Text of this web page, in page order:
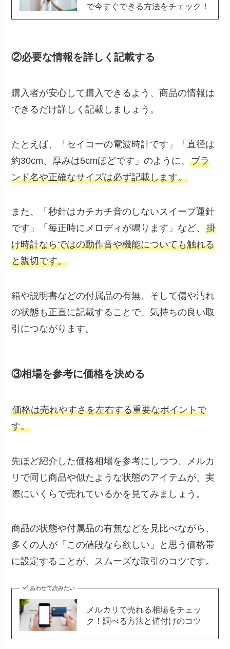
で今すぐできる方法をチェック！
②必要な情報を詳しく記載する
購入者が安心して購入できるよう、商品の情報は
できるだけ詳しく記載しましょう。
たとえば、「セイコーの電波時計です」「直径は
約30cm、厚みは5cmほどです」のように、ブラ
ンド名や正確なサイズは必ず記載します。
また、「秒針はカチカチ音のしないスイープ運針
です」「毎正時にメロディが鳴ります」など、掛
け時計ならではの動作音や機能についても触れる
と親切です。
箱や説明書などの付属品の有無、そして傷や汚れ
の状態も正直に記載することで、気持ちの良い取
引につながります。
③相場を参考に価格を決める
価格は売れやすさを左右する重要なポイントで
す。
先ほど紹介した価格相場を参考にしつつ、メルカ
リで同じ商品や似たような状態のアイテムが、実
際にいくらで売れているかを見てみましょう。
商品の状態や付属品の有無などを見比べながら、
多くの人が「この値段なら欲しい」と思う価格帯
に設定することが、スムーズな取引のコツです。
あわせて読みたい
メルカリで売れる相場をチェッ
ク！調べる方法と値付けのコツ